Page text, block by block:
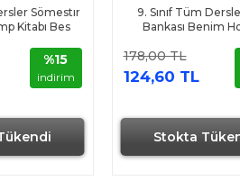
Sömestır
Kitabı Bes
%15
indirim
Stokta
9. Sınıf Tüm
Bankası Benim
178,00 TL
124,60 TL